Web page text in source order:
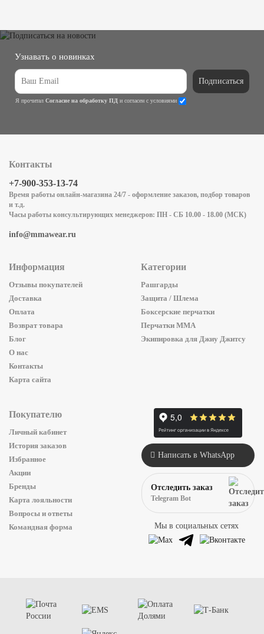
Узнавать о новинках
Подписаться
Я прочитал Согласие на обработку ПД и согласен с условиями
Контакты
+7-900-353-13-74
Время работы онлайн-магазина 24/7 - оформление заказов, подбор товаров
и т.д.
Часы работы консультирующих менеджеров: ПН - СБ 10.00 - 18.00 (МСК)
info@mmawear.ru
Информация
Отзывы покупателей
Доставка
Оплата
Возврат товара
Блог
О нас
Контакты
Карта сайта
Категории
Рашгарды
Защита / Шлема
Боксерские перчатки
Перчатки ММА
Экипировка для Джиу Джитсу
Покупателю
Личный кабинет
История заказов
Избранное
Акции
Бренды
Карта лояльности
Вопросы и ответы
Командная форма
Написать в WhatsApp
Отследить заказ
Telegram Bot
Мы в социальных сетях